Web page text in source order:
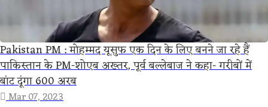
Pakistan PM : मोहम्मद यूसुफ एक दिन के लिए बनने जा रहे हैं
पाकिस्तान के PM-शोएब अख्तर, पूर्व बल्लेबाज ने कहा- गरीबों में
बांट दूंगा 600 अरब
Mar 07, 2023